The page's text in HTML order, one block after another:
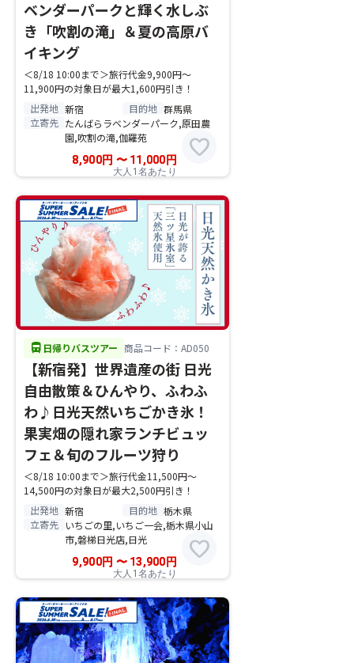
ベンダーパークと輝く水しぶ
き「吹割の滝」＆夏の高原バ
イキング
＜8/18 10:00まで＞旅行代金9,900円～
11,900円の対象日が最大1,600円引き！
出発地 新宿 目的地 群馬県
立寄先 たんばらラベンダーパーク,原田農
園,吹割の滝,伽羅苑
8,900円 〜11,000 円
大人1名あたり
favorite
directions_bus 日帰りバスツアー 商品コード：AD050
【新宿発】世界遺産の街 日光
自由散策＆ひんやり、ふわふ
わ♪日光天然いちごかき氷！
果実畑の隠れ家ランチビュッ
フェ＆旬のフルーツ狩り
＜8/18 10:00まで＞旅行代金11,500円～
14,500円の対象日が最大2,500円引き！
出発地 新宿 目的地 栃木県
立寄先 いちごの里,いちご一会,栃木県小山
市,磐梯日光店,日光
9,900円 〜13,900 円
大人1名あたり
favorite